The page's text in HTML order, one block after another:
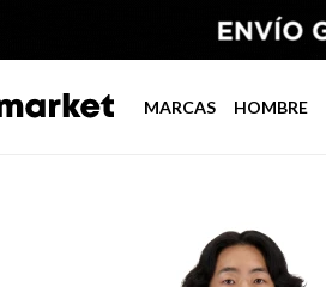
MARCAS HOMBRE